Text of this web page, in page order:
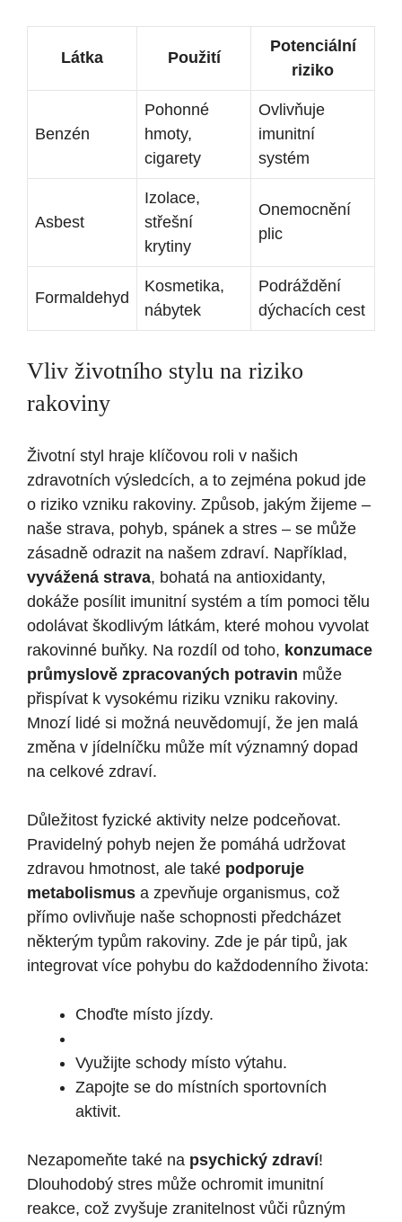
Látka Použití
Potenciální
riziko
Benzén
Pohonné
hmoty,
cigarety
Ovlivňuje
imunitní
systém
Asbest
Izolace,
střešní
krytiny
Onemocnění
plic
Formaldehyd
Kosmetika,
nábytek
Podráždění
dýchacích cest
Vliv životního stylu na riziko
rakoviny
Životní styl hraje klíčovou roli v našich
zdravotních výsledcích, a to zejména pokud jde
o riziko vzniku rakoviny. Způsob, jakým žijeme –
naše strava, pohyb, spánek a stres – se může
zásadně odrazit na našem zdraví. Například,
vyvážená strava, bohatá na antioxidanty,
dokáže posílit imunitní systém a tím pomoci tělu
odolávat škodlivým látkám, které mohou vyvolat
rakovinné buňky. Na rozdíl od toho, konzumace
průmyslově zpracovaných potravin může
přispívat k vysokému riziku vzniku rakoviny.
Mnozí lidé si možná neuvědomují, že jen malá
změna v jídelníčku může mít významný dopad
na celkové zdraví.
Důležitost fyzické aktivity nelze podceňovat.
Pravidelný pohyb nejen že pomáhá udržovat
zdravou hmotnost, ale také podporuje
metabolismus a zpevňuje organismus, což
přímo ovlivňuje naše schopnosti předcházet
některým typům rakoviny. Zde je pár tipů, jak
integrovat více pohybu do každodenního života:
Choďte místo jízdy.
Využijte schody místo výtahu.
Zapojte se do místních sportovních
aktivit.
Nezapomeňte také na psychický zdraví!
Dlouhodobý stres může ochromit imunitní
reakce, což zvyšuje zranitelnost vůči různým